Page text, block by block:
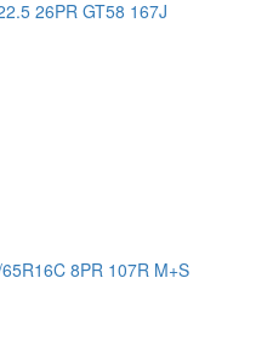
26PR GT58 167J
8PR 107R M+S